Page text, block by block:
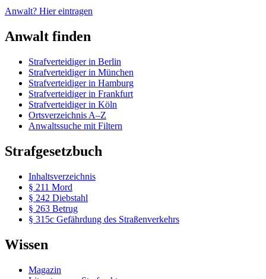
Anwalt? Hier eintragen
Anwalt finden
Strafverteidiger in Berlin
Strafverteidiger in München
Strafverteidiger in Hamburg
Strafverteidiger in Frankfurt
Strafverteidiger in Köln
Ortsverzeichnis A–Z
Anwaltssuche mit Filtern
Strafgesetzbuch
Inhaltsverzeichnis
§ 211 Mord
§ 242 Diebstahl
§ 263 Betrug
§ 315c Gefährdung des Straßenverkehrs
Wissen
Magazin